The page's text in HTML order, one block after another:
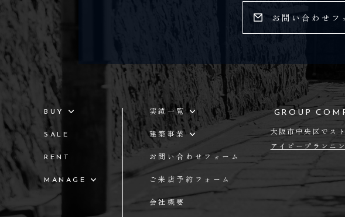
お問い合わせフ
BUY
SALE
RENT
MANAGE
実績一覧
建築事業
お問い合わせフォーム
ご来店予約フォーム
会社概要
GROUP
大阪市中央区でス
アイピープランニ